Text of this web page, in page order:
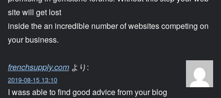
site will get lost
inside the an incredible number of websites competing on
your business.
frenchsupply.com より:
2019-08-15 13:10
I wass able to find good advice from your blog